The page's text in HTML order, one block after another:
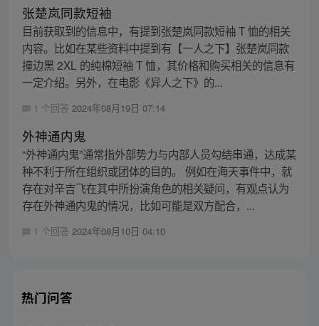
张楚岚同款短袖
目前获取到的信息中，有提到张楚岚同款短袖 T 恤的相关
内容。比如在某些资料中提到有【一人之下】张楚岚同款
撞边黑 2XL 的纯棉短袖 T 恤，其价格和购买相关的信息有
一定介绍。另外，在电影《异人之下》的...
1 个回答 2024年08月19日 07:14
外神通内鬼
“外神通内鬼”通常指外部势力与内部人员勾结串通，达成某
种不利于所在组织或团体的目的。 例如在海天事件中，就
存在对辛吉飞在其中所扮演角色的相关疑问，有观点认为
存在外神通内鬼的情况，比如可能是双方配合，...
1 个回答 2024年08月10日 04:10
热门问答